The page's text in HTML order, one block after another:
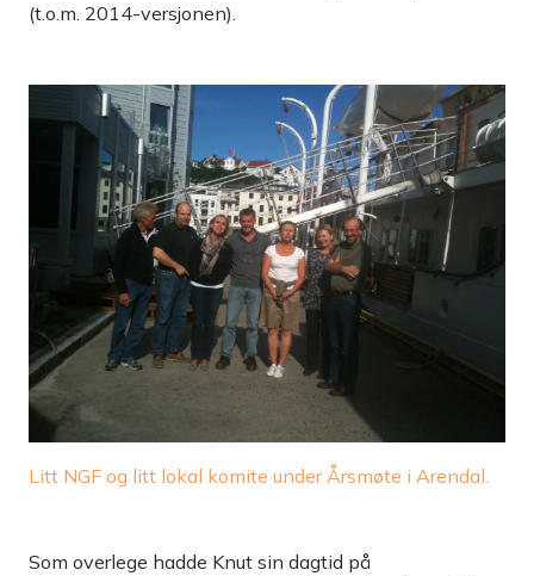
(t.o.m. 2014-versjonen).
Litt NGF og litt lokal komite under Årsmøte i Arendal.
Som overlege hadde Knut sin dagtid på